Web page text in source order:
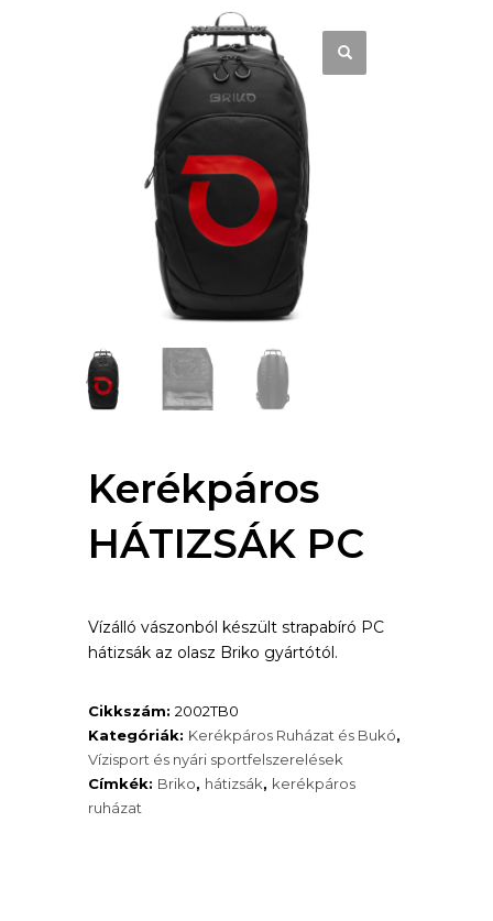
Kerékpáros
HÁTIZSÁK PC
Vízálló vászonból készült strapabíró PC
hátizsák az olasz Briko gyártótól.
Cikkszám: 2002TB0
Kategóriák: Kerékpáros Ruházat és Bukó,
Vízisport és nyári sportfelszerelések
Címkék: Briko, hátizsák, kerékpáros
ruházat